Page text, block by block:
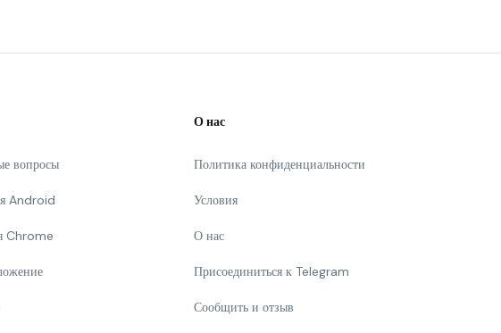
вопросы
Android
Chrome
О нас
Политика конфиденциальности
Условия
О нас
Присоединиться к Telegram
Сообщить и отзыв